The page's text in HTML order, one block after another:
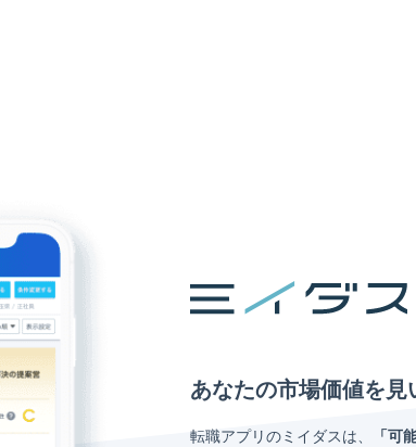
あなたの市場価値を見
転職アプリのミイダスは、 「可